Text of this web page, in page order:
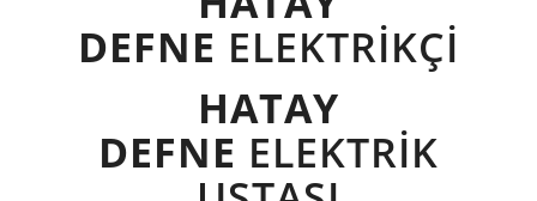
DEFNE ELEKTRİKÇİ
HATAY
DEFNE ELEKTRİK